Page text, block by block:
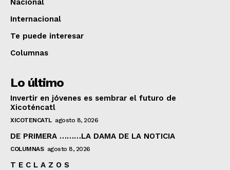
Nacional
Internacional
Te puede interesar
Columnas
Lo último
Invertir en jóvenes es sembrar el futuro de
Xicoténcatl
XICOTENCATL agosto 8, 2026
DE PRIMERA ………LA DAMA DE LA NOTICIA
COLUMNAS agosto 8, 2026
T E C L A Z O S